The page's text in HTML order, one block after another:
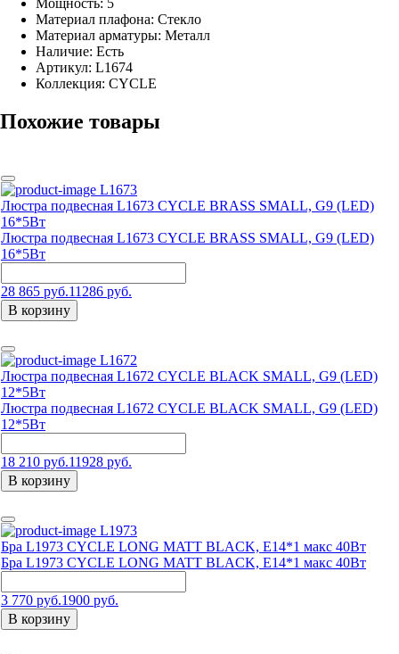
Мощность: 5
Материал плафона: Стекло
Материал арматуры: Металл
Наличие: Есть
Артикул: L1674
Коллекция: CYCLE
Похожие товары
L1673
Люстра подвесная L1673 CYCLE BRASS SMALL, G9 (LED)
16*5Вт
Люстра подвесная L1673 CYCLE BRASS SMALL, G9 (LED)
16*5Вт
28 865 руб.11286 руб.
В корзину
L1672
Люстра подвесная L1672 CYCLE BLACK SMALL, G9 (LED)
12*5Вт
Люстра подвесная L1672 CYCLE BLACK SMALL, G9 (LED)
12*5Вт
18 210 руб.11928 руб.
В корзину
L1973
Бра L1973 CYCLE LONG MATT BLACK, E14*1 макс 40Вт
Бра L1973 CYCLE LONG MATT BLACK, E14*1 макс 40Вт
3 770 руб.1900 руб.
В корзину